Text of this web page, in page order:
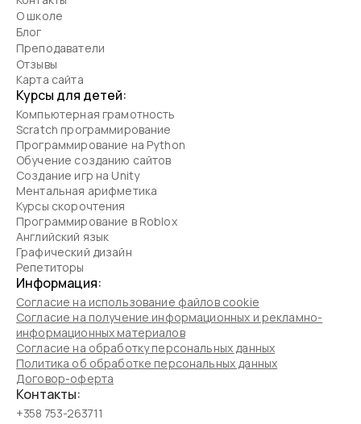
О школе
Блог
Преподаватели
Отзывы
Карта сайта
Курсы для детей:
Компьютерная грамотность
Scratch программирование
Программирование на Python
Обучение созданию сайтов
Создание игр на Unity
Ментальная арифметика
Курсы скорочтения
Программирование в Roblox
Английский язык
Графический дизайн
Репетиторы
Информация:
Согласие на использование файлов cookie
Согласие на получение информационных и рекламно-
информационных материалов
Согласие на обработку персональных данных
Политика об обработке персональных данных
Договор-оферта
Контакты:
+358 753-263711